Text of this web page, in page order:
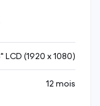
LCD (1920 x 1080)
12 mois